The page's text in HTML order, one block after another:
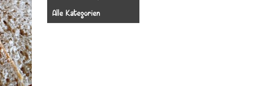
Alle Kategorien